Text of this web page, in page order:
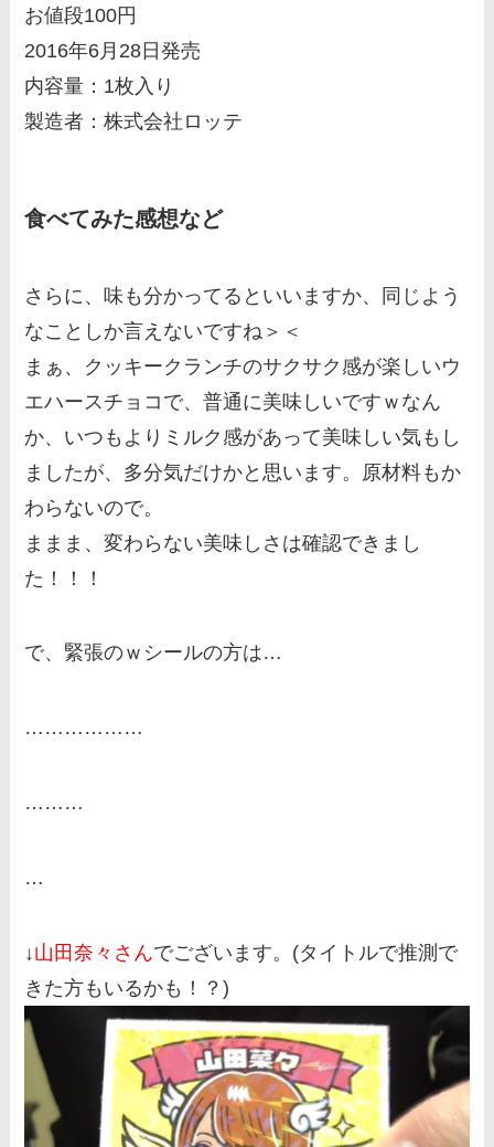
お値段100円
2016年6月28日発売
内容量：1枚入り
製造者：株式会社ロッテ
食べてみた感想など
さらに、味も分かってるといいますか、同じよう
なことしか言えないですね＞＜
まぁ、クッキークランチのサクサク感が楽しいウ
エハースチョコで、普通に美味しいですｗなん
か、いつもよりミルク感があって美味しい気もし
ましたが、多分気だけかと思います。原材料もか
わらないので。
ままま、変わらない美味しさは確認できまし
た！！！
で、緊張のｗシールの方は…
………………
………
…
↓山田奈々さんでございます。(タイトルで推測で
きた方もいるかも！？)